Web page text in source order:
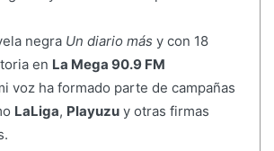
negra Un diario más y con 18
en La Mega 90.9 FM
voz ha formado parte de campañas
LaLiga, Playuzuy otras firmas